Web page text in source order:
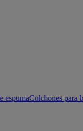
espumaColchones para